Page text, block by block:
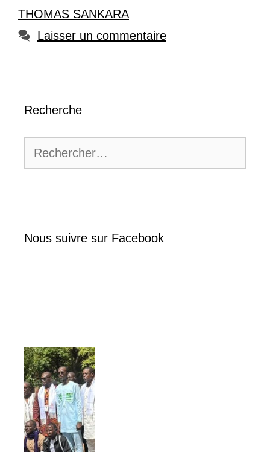
THOMAS SANKARA
Laisser un commentaire
Recherche
Nous suivre sur Facebook